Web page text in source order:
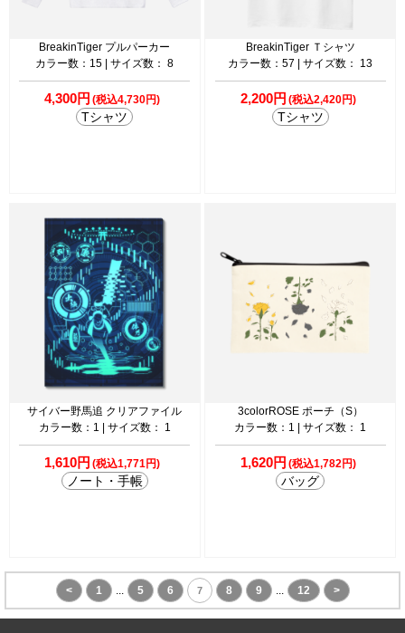
BreakinTiger プルパーカー
カラー数：15 | サイズ数： 8
4,300円 (税込4,730円)
Tシャツ
BreakinTiger Ｔシャツ
カラー数：57 | サイズ数： 13
2,200円 (税込2,420円)
Tシャツ
サイバー野馬追 クリアファイル
カラー数：1 | サイズ数： 1
1,610円 (税込1,771円)
ノート・手帳
3colorROSE ポーチ（S）
カラー数：1 | サイズ数： 1
1,620円 (税込1,782円)
バッグ
< 1 ... 5 6 7 8 9 ... 12 >